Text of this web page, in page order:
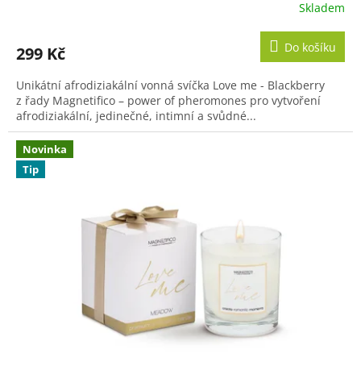
Skladem
299 Kč Do košíku
Unikátní afrodiziakální vonná svíčka Love me - Blackberry
z řady Magnetifico – power of pheromones pro vytvoření
afrodiziakální, jedinečné, intimní a svůdné...
Novinka
Tip